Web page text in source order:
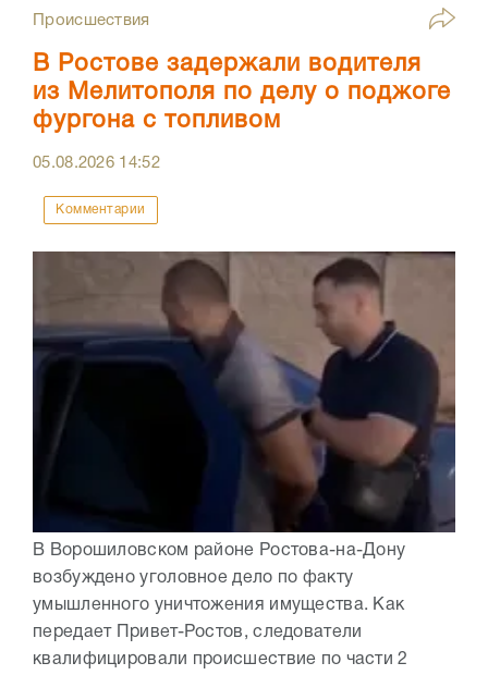
Происшествия
В Ростове задержали водителя
из Мелитополя по делу о поджоге
фургона с топливом
05.08.2026 14:52
Комментарии
В Ворошиловском районе Ростова-на-Дону
возбуждено уголовное дело по факту
умышленного уничтожения имущества. Как
передает Привет-Ростов, следователи
квалифицировали происшествие по части 2